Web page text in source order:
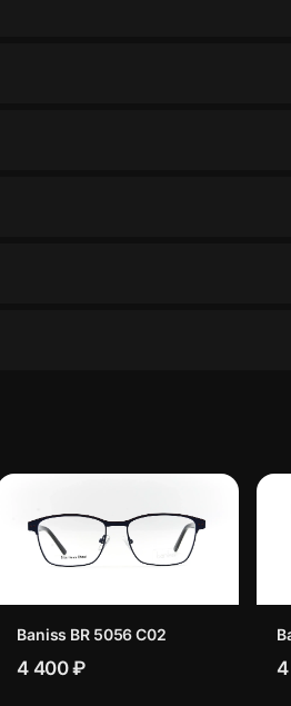
Baniss BR 5056 C02
4 400 ₽